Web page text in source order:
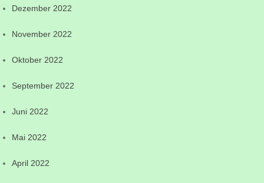
Dezember 2022
November 2022
Oktober 2022
September 2022
Juni 2022
Mai 2022
April 2022